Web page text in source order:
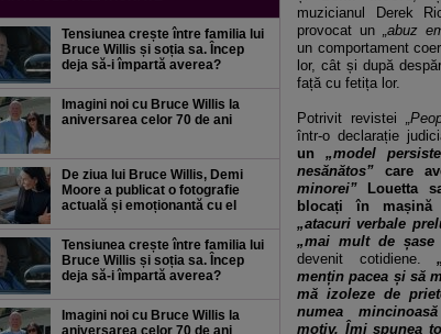
Tensiunea crește între familia lui
Bruce Willis și soția sa. Încep
deja să-i împartă averea?
Imagini noi cu Bruce Willis la
aniversarea celor 70 de ani
De ziua lui Bruce Willis, Demi
Moore a publicat o fotografie
actuală și emoționantă cu el
Tensiunea crește între familia lui
Bruce Willis și soția sa. Încep
deja să-i împartă averea?
Imagini noi cu Bruce Willis la
aniversarea celor 70 de ani
muzicianul Derek
provocat un „abuz
un comportament
lor, cât și după
față cu fetița lor.
Potrivit revistei
într-o declarație
un„model
nesănătos” care
minorei”
Louetta
blocați în
„atacuri verbale
„mai mult de șase
devenit cotidiene.
mențin pacea și să
mă izoleze de
numea
motiv. Îmi spunea